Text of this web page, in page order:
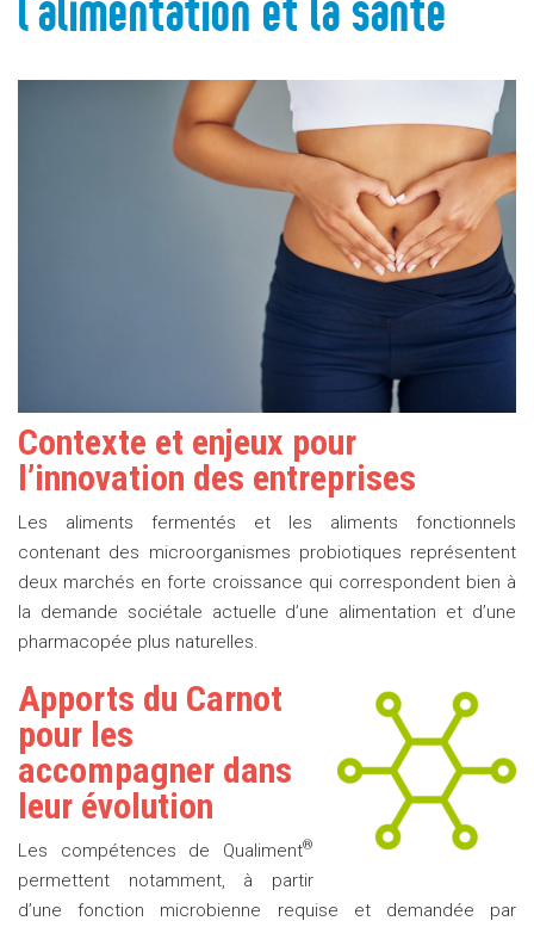
Contexte et enjeux pour
l’innovation des entreprises
Les aliments fermentés et les aliments fonctionnels
contenant des microorganismes probiotiques représentent
deux marchés en forte croissance qui correspondent bien à
la demande sociétale actuelle d’une alimentation et d’une
pharmacopée plus naturelles.
Apports du Carnot
pour les
accompagner dans
leur évolution
Les compétences de Qualiment®
permettent notamment, à partir
d’une fonction microbienne requise et demandée par